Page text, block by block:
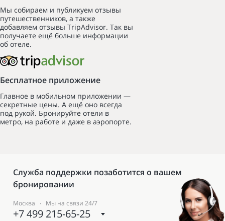
Мы собираем и публикуем отзывы
путешественников, а также
добавляем отзывы TripAdvisor. Так вы
получаете ещё больше информации
об отеле.
Бесплатное приложение
Главное в мобильном приложении —
секретные цены. А ещё оно всегда
под рукой. Бронируйте отели в
метро, на работе и даже в аэропорте.
Служба поддержки позаботится о вашем
бронировании
Москва ∙ Мы на связи 24/7
+7 499 215-65-25